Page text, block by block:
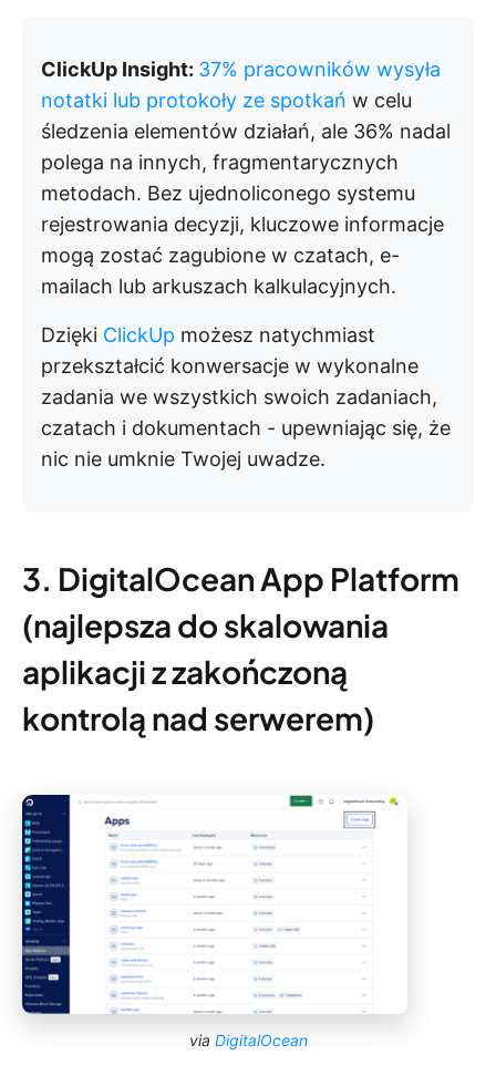
ClickUp Insight: 37% pracowników wysyła
notatki lub protokoły ze spotkań w celu
śledzenia elementów działań, ale 36% nadal
polega na innych, fragmentarycznych
metodach. Bez ujednoliconego systemu
rejestrowania decyzji, kluczowe informacje
mogą zostać zagubione w czatach, e-
mailach lub arkuszach kalkulacyjnych.
Dzięki ClickUp możesz natychmiast
przekształcić konwersacje w wykonalne
zadania we wszystkich swoich zadaniach,
czatach i dokumentach - upewniając się, że
nic nie umknie Twojej uwadze.
3. DigitalOcean App Platform
(najlepsza do skalowania
aplikacji z zakończoną
kontrolą nad serwerem)
via DigitalOcean